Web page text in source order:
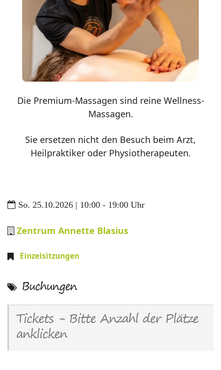
Die Premium-Massagen sind reine Wellness-
Massagen.
Sie ersetzen nicht den Besuch beim Arzt,
Heilpraktiker oder Physiotherapeuten.
So. 25.10.2026 | 10:00 - 19:00 Uhr
Zentrum Annette Blasius
Einzelsitzungen
Buchungen
Tickets - Bitte Anzahl der Plätze
anklicken